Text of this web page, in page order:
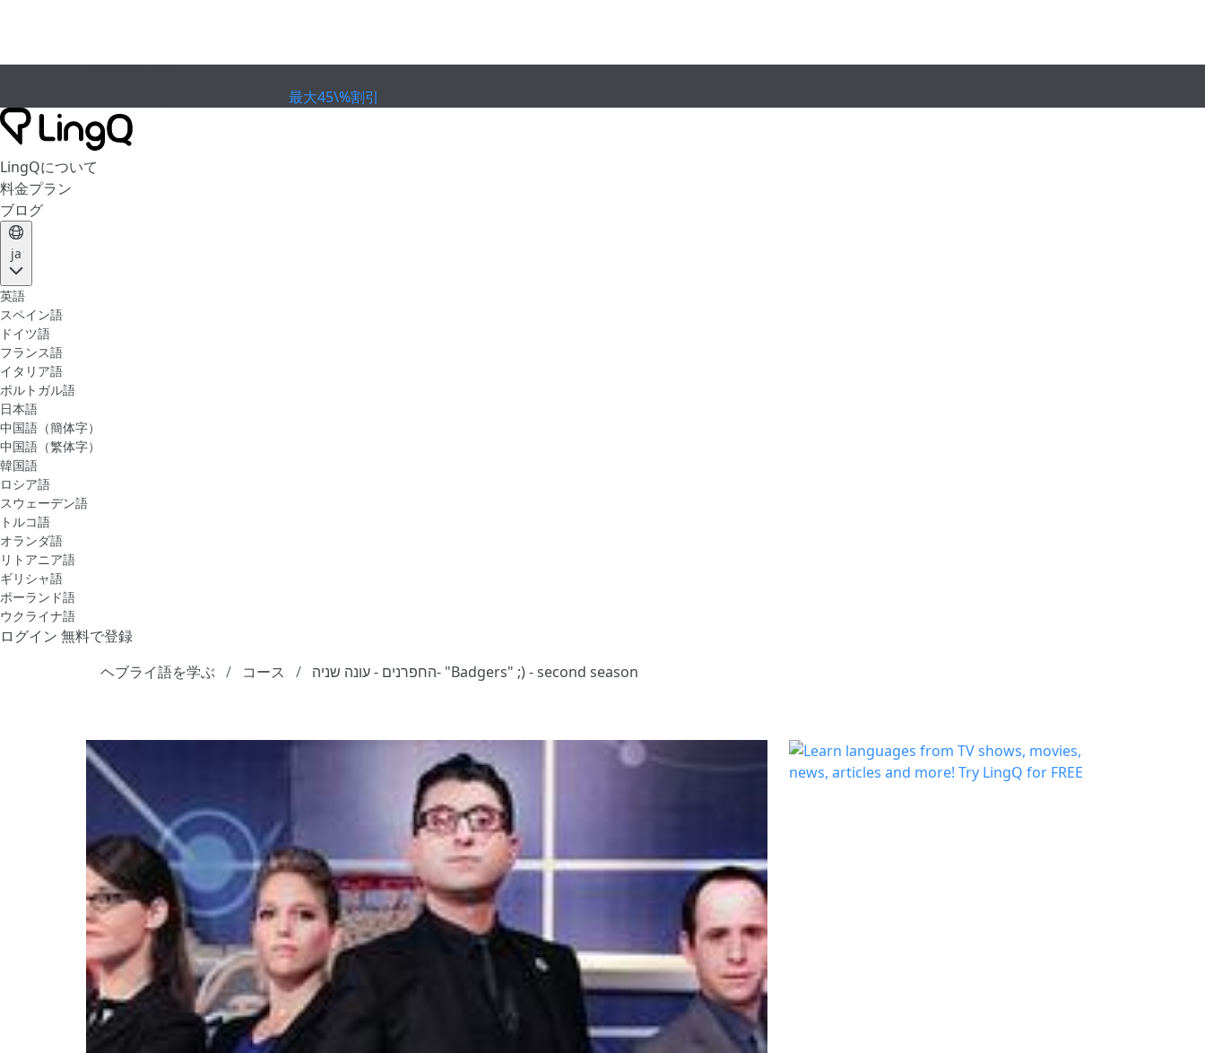
最大45\%割引
LingQについて
料金プラン
ブログ
ja
英語
スペイン語
ドイツ語
フランス語
イタリア語
ポルトガル語
日本語
中国語（簡体字）
中国語（繁体字）
韓国語
ロシア語
スウェーデン語
トルコ語
オランダ語
リトアニア語
ギリシャ語
ポーランド語
ウクライナ語
ログイン 無料で登録
ヘブライ語を学ぶ
コース החפרנים - עונה שניה- "Badgers" ;) - second season